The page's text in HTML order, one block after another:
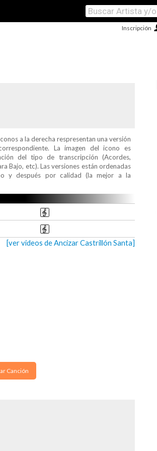
Inscripción
a la derecha respresentan una versión
La imagen del icono es
del tipo de transcripción (Acordes,
Bajo, etc). Las versiones están ordenadas
y después por calidad (la mejor a la
[ver videos de Ancizar Castrillón Santa]
Canción